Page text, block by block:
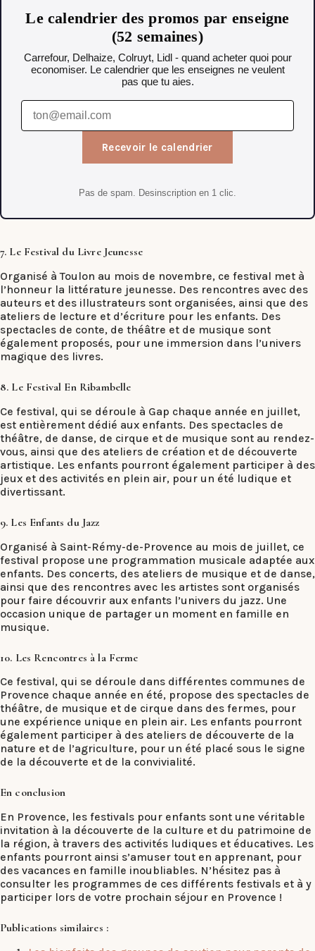
Le calendrier des promos par enseigne
(52 semaines)
Carrefour, Delhaize, Colruyt, Lidl - quand acheter quoi pour
economiser. Le calendrier que les enseignes ne veulent
pas que tu aies.
Recevoir le calendrier
Pas de spam. Desinscription en 1 clic.
7. Le Festival du Livre Jeunesse
Organisé à Toulon au mois de novembre, ce festival met à
l’honneur la littérature jeunesse. Des rencontres avec des
auteurs et des illustrateurs sont organisées, ainsi que des
ateliers de lecture et d’écriture pour les enfants. Des
spectacles de conte, de théâtre et de musique sont
également proposés, pour une immersion dans l’univers
magique des livres.
8. Le Festival En Ribambelle
Ce festival, qui se déroule à Gap chaque année en juillet,
est entièrement dédié aux enfants. Des spectacles de
théâtre, de danse, de cirque et de musique sont au rendez-
vous, ainsi que des ateliers de création et de découverte
artistique. Les enfants pourront également participer à des
jeux et des activités en plein air, pour un été ludique et
divertissant.
9. Les Enfants du Jazz
Organisé à Saint-Rémy-de-Provence au mois de juillet, ce
festival propose une programmation musicale adaptée aux
enfants. Des concerts, des ateliers de musique et de danse,
ainsi que des rencontres avec les artistes sont organisés
pour faire découvrir aux enfants l’univers du jazz. Une
occasion unique de partager un moment en famille en
musique.
10. Les Rencontres à la Ferme
Ce festival, qui se déroule dans différentes communes de
Provence chaque année en été, propose des spectacles de
théâtre, de musique et de cirque dans des fermes, pour
une expérience unique en plein air. Les enfants pourront
également participer à des ateliers de découverte de la
nature et de l’agriculture, pour un été placé sous le signe
de la découverte et de la convivialité.
En conclusion
En Provence, les festivals pour enfants sont une véritable
invitation à la découverte de la culture et du patrimoine de
la région, à travers des activités ludiques et éducatives. Les
enfants pourront ainsi s’amuser tout en apprenant, pour
des vacances en famille inoubliables. N’hésitez pas à
consulter les programmes de ces différents festivals et à y
participer lors de votre prochain séjour en Provence !
Publications similaires :